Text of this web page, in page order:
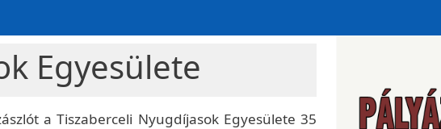
Egyesülete
a Tiszaberceli Nyugdíjasok Egyesülete 35